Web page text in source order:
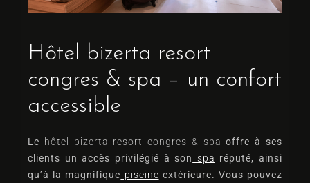
Hôtel bizerta resort
congres & spa – un confort
accessible
Le hôtel bizerta resort congres & spa offre à ses
clients un accès privilégié à son spa réputé, ainsi
qu’à la magnifique piscine extérieure. Vous pouvez